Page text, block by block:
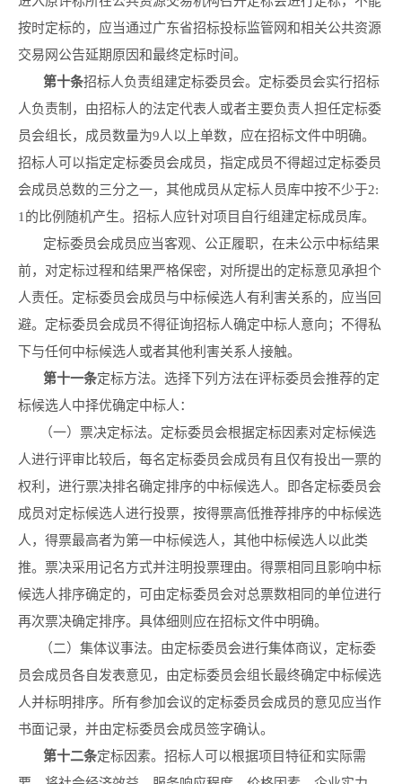
按时定标的，应当通过广东省招标投标监管网和相关公共资源
交易网公告延期原因和最终定标时间。
第十条招标人负责组建定标委员会。定标委员会实行招标
人负责制，由招标人的法定代表人或者主要负责人担任定标委
员会组长，成员数量为9人以上单数，应在招标文件中明确。
招标人可以指定定标委员会成员，指定成员不得超过定标委员
会成员总数的三分之一，其他成员从定标人员库中按不少于2:
1的比例随机产生。招标人应针对项目自行组建定标成员库。
定标委员会成员应当客观、公正履职，在未公示中标结果
前，对定标过程和结果严格保密，对所提出的定标意见承担个
人责任。定标委员会成员与中标候选人有利害关系的，应当回
避。定标委员会成员不得征询招标人确定中标人意向；不得私
下与任何中标候选人或者其他利害关系人接触。
第十一条定标方法。选择下列方法在评标委员会推荐的定
标候选人中择优确定中标人：
（一）票决定标法。定标委员会根据定标因素对定标候选
人进行评审比较后，每名定标委员会成员有且仅有投出一票的
权利，进行票决排名确定排序的中标候选人。即各定标委员会
成员对定标候选人进行投票，按得票高低推荐排序的中标候选
人，得票最高者为第一中标候选人，其他中标候选人以此类
推。票决采用记名方式并注明投票理由。得票相同且影响中标
候选人排序确定的，可由定标委员会对总票数相同的单位进行
再次票决确定排序。具体细则应在招标文件中明确。
（二）集体议事法。由定标委员会进行集体商议，定标委
员会成员各自发表意见，由定标委员会组长最终确定中标候选
人并标明排序。所有参加会议的定标委员会成员的意见应当作
书面记录，并由定标委员会成员签字确认。
第十二条定标因素。招标人可以根据项目特征和实际需